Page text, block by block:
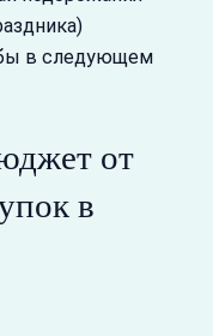
в следующем
от
в